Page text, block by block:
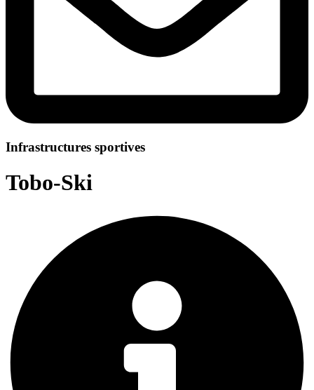
Infrastructures sportives
Tobo-Ski